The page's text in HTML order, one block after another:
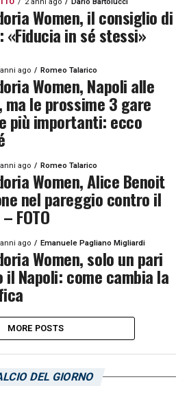
Women, il consiglio di
«Fiducia in sé stessi»
ago Romeo Talarico
Women, Napoli alle
ma le prossime 3 gare
più importanti: ecco
ago Romeo Talarico
Women, Alice Benoit
nel pareggio contro il
FOTO
ago Emanuele Pagliano Migliardi
Women, solo un pari
il Napoli: come cambia la
MORE POSTS
DEL GIORNO